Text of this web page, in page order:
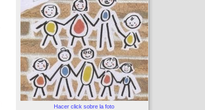
Hacer click sobre la foto